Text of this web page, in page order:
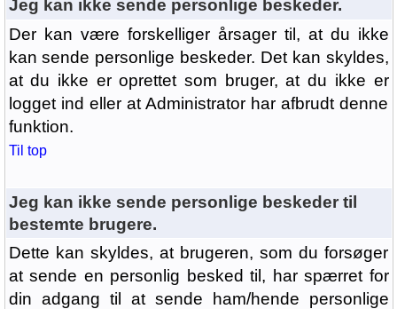
Jeg kan ikke sende personlige beskeder.
Der kan være forskelliger årsager til, at du ikke
kan sende personlige beskeder. Det kan skyldes,
at du ikke er oprettet som bruger, at du ikke er
logget ind eller at Administrator har afbrudt denne
funktion.
Til top
Jeg kan ikke sende personlige beskeder til
bestemte brugere.
Dette kan skyldes, at brugeren, som du forsøger
at sende en personlig besked til, har spærret for
din adgang til at sende ham/hende personlige